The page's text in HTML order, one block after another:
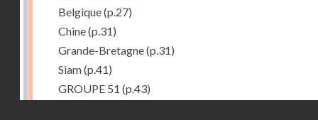
Belgique(p.27)
Chine(p.31)
Grande-Bretagne(p.31)
Siam(p.41)
GROUPE 51 (p.43)